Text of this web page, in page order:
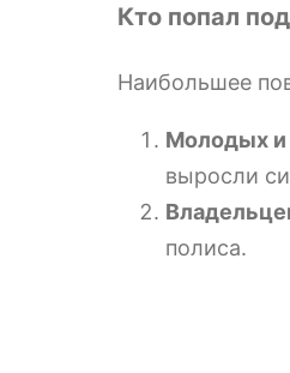
Кто попал
Наибольшее
Молодых и
выросли
полиса.